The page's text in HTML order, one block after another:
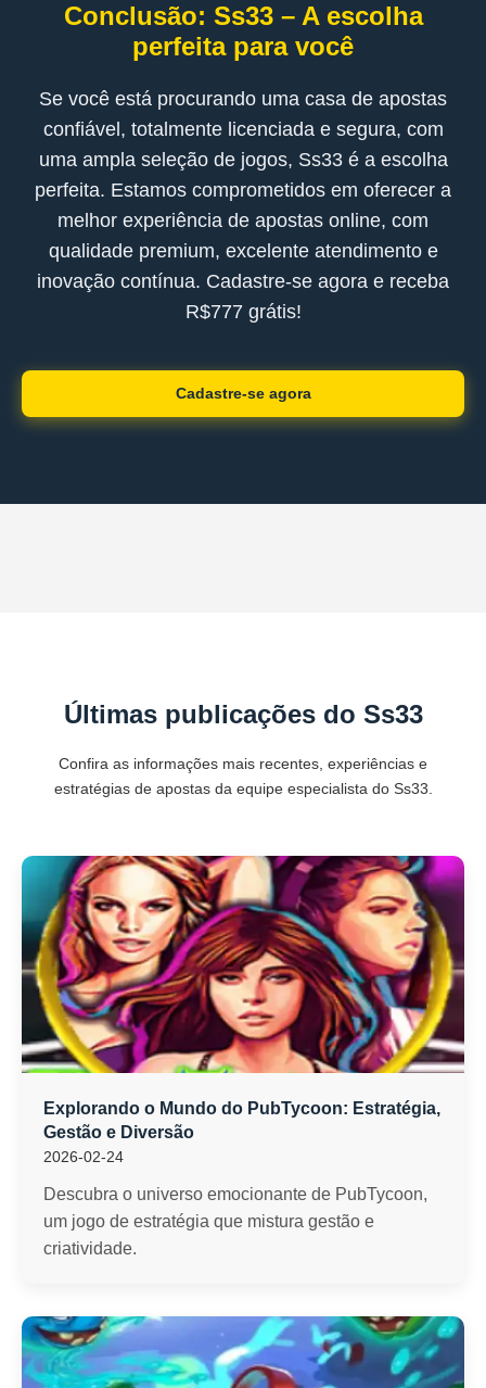
Conclusão: Ss33 – A escolha
perfeita para você
Se você está procurando uma casa de apostas
confiável, totalmente licenciada e segura, com
uma ampla seleção de jogos, Ss33 é a escolha
perfeita. Estamos comprometidos em oferecer a
melhor experiência de apostas online, com
qualidade premium, excelente atendimento e
inovação contínua. Cadastre-se agora e receba
R$777 grátis!
Cadastre-se agora
Últimas publicações do Ss33
Confira as informações mais recentes, experiências e
estratégias de apostas da equipe especialista do Ss33.
Explorando o Mundo do PubTycoon: Estratégia,
Gestão e Diversão
2026-02-24
Descubra o universo emocionante de PubTycoon,
um jogo de estratégia que mistura gestão e
criatividade.